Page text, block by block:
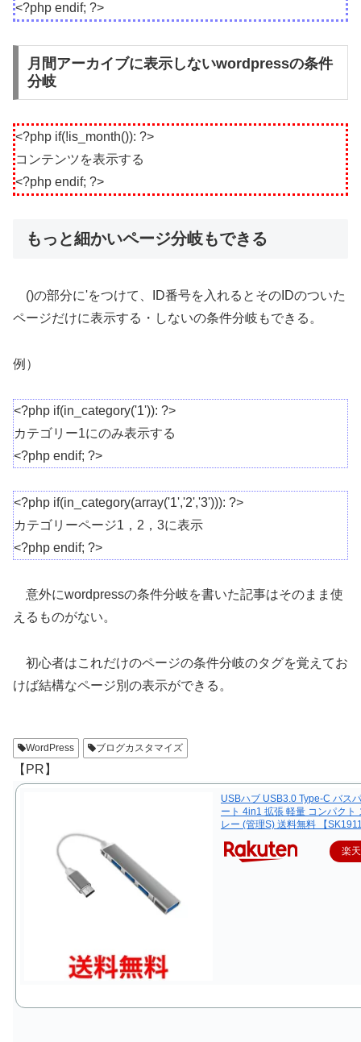
<?php endif; ?>
月間アーカイブに表示しないwordpressの条件
分岐
<?php if(!is_month()): ?>
コンテンツを表示する
<?php endif; ?>
もっと細かいページ分岐もできる
()の部分に'をつけて、ID番号を入れるとそのIDのついた
ページだけに表示する・しないの条件分岐もできる。
例）
<?php if(in_category('1')): ?>
カテゴリー1にのみ表示する
<?php endif; ?>
<?php if(in_category(array('1','2','3'))): ?>
カテゴリーページ1，2，3に表示
<?php endif; ?>
意外にwordpressの条件分岐を書いた記事はそのまま使
えるものがない。
初心者はこれだけのページの条件分岐のタグを覚えてお
けば結構なページ別の表示ができる。
WordPress ブログカスタマイズ
【PR】
USBハブ USB3.0 Type-C バス
ート 4in1 拡張 軽量 コンパクト
レー (管理S) 送料無料 【
楽